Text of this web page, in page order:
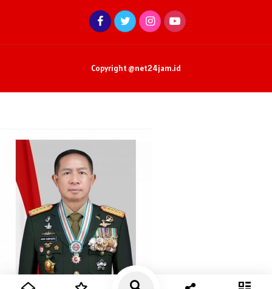
Copyright @net24jam.id